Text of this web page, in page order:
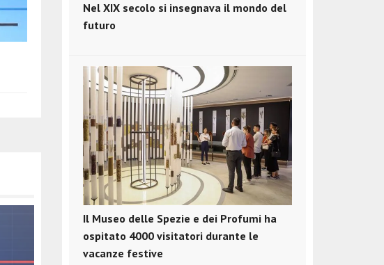
Nel XIX secolo si insegnava il mondo del
futuro
Il Museo delle Spezie e dei Profumi ha
ospitato 4000 visitatori durante le
vacanze festive